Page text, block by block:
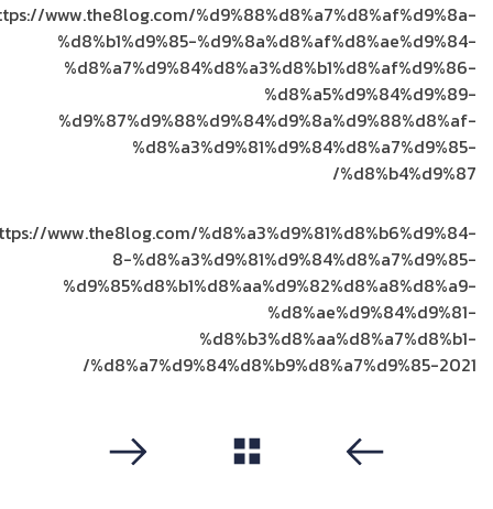
www.the8log.com/%d9%88%d8%a7%d8%af%d9%8a-
%d8%b1%d9%85-%d9%8a%d8%af%d8%ae%d9%84-
%d8%a7%d9%84%d8%a3%d8%b1%d8%af%d9%86-
%d8%a5%d9%84%d9%89-
%d9%87%d9%88%d9%84%d9%8a%d9%88%d8%af-
%d8%a3%d9%81%d9%84%d8%a7%d9%85-
%d8%b4%d9%87/
www.the8log.com/%d8%a3%d9%81%d8%b6%d9%84-
8-%d8%a3%d9%81%d9%84%d8%a7%d9%85-
%d9%85%d8%b1%d8%aa%d9%82%d8%a8%d8%a9-
%d8%ae%d9%84%d9%81-
%d8%b3%d8%aa%d8%a7%d8%b1-
%d8%a7%d9%84%d8%b9%d8%a7%d9%85-2021/